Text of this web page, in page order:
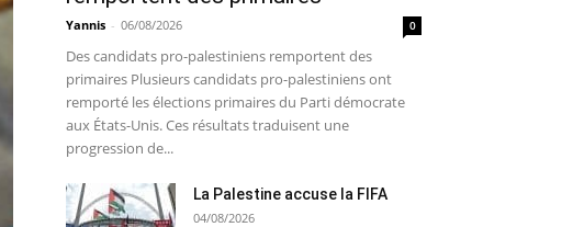
Yannis - 06/08/2026 0
Des candidats pro-palestiniens remportent des
primaires Plusieurs candidats pro-palestiniens ont
remporté les élections primaires du Parti démocrate
aux États-Unis. Ces résultats traduisent une
progression de...
La Palestine accuse la FIFA
04/08/2026